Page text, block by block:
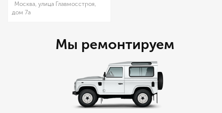
Москва, улица Главмосстроя,
дом 7а
Мы ремонтируем